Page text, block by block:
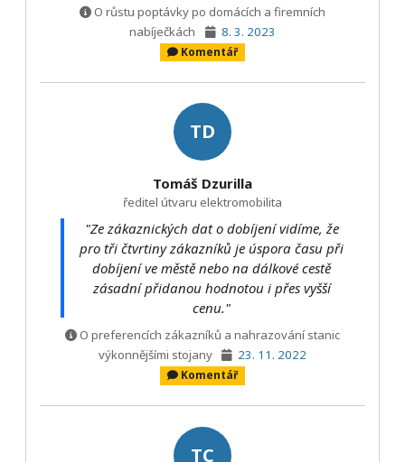
O růstu poptávky po domácích a firemních
nabíječkách
8. 3. 2023
Komentář
TD
Tomáš Dzurilla
ředitel útvaru elektromobilita
"Ze zákaznických dat o dobíjení vidíme, že
pro tři čtvrtiny zákazníků je úspora času při
dobíjení ve městě nebo na dálkové cestě
zásadní přidanou hodnotou i přes vyšší
cenu."
O preferencích zákazníků a nahrazování stanic
výkonnějšími stojany
23. 11. 2022
Komentář
TC